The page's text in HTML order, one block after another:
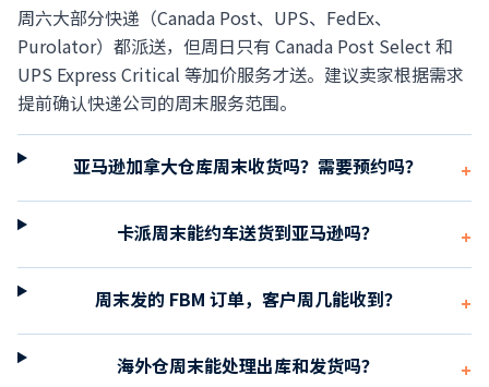
周六大部分快递（Canada Post、UPS、FedEx、
Purolator）都派送，但周日只有 Canada Post Select 和
UPS Express Critical 等加价服务才送。建议卖家根据需求
提前确认快递公司的周末服务范围。
亚马逊加拿大仓库周末收货吗？需要预约吗？ +
卡派周末能约车送货到亚马逊吗？ +
周末发的 FBM 订单，客户周几能收到？ +
海外仓周末能处理出库和发货吗？ +